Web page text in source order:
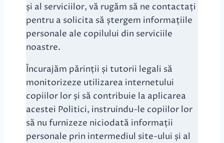
și al serviciilor, vă rugăm să ne contactați
pentru a solicita să ștergem informațiile
personale ale copilului din serviciile
noastre.
Încurajăm părinții și tutorii legali să
monitorizeze utilizarea internetului
copiilor lor și să contribuie la aplicarea
acestei Politici, instruindu-le copiilor lor
să nu furnizeze niciodată informații
personale prin intermediul site-ului și al